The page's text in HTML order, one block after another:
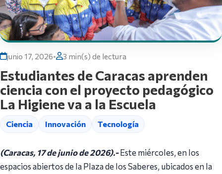
junio 17, 2026• 3 min(s) de lectura
Estudiantes de Caracas aprenden
ciencia con el proyecto pedagógico
La Higiene va a la Escuela
Ciencia Innovación Tecnología
(Caracas, 17 de junio de 2026).-Este miércoles, en los
espacios abiertos de la Plaza de los Saberes, ubicados en la